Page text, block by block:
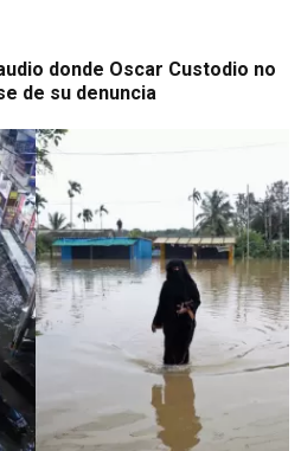
donde Oscar Custodio no
de su denuncia